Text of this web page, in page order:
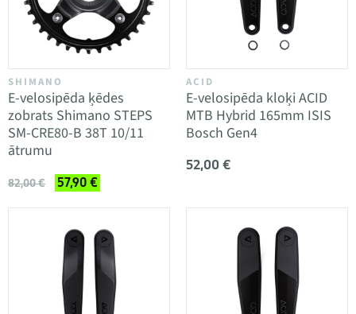
SHIMANO
E-velosipēda ķēdes
zobrats Shimano STEPS
SM-CRE80-B 38T 10/11
ātrumu
82,00 € 57,90 €
ACID
E-velosipēda kloķi ACID
MTB Hybrid 165mm ISIS
Bosch Gen4
52,00 €